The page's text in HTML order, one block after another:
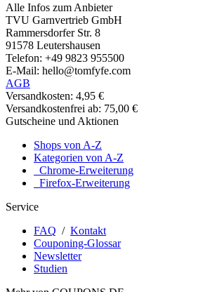
Alle Infos zum Anbieter
TVU Garnvertrieb GmbH
Rammersdorfer Str. 8
91578 Leutershausen
Telefon: +49 9823 955500
E-Mail: hello@tomfyfe.com
AGB
Versandkosten: 4,95 €
Versandkostenfrei ab: 75,00 €
Gutscheine und Aktionen
Shops von A-Z
Kategorien von A-Z
Chrome-Erweiterung
Firefox-Erweiterung
Service
FAQ / Kontakt
Couponing-Glossar
Newsletter
Studien